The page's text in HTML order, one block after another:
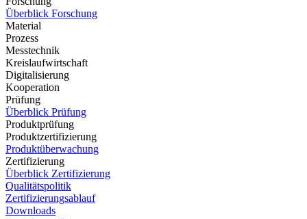
Überblick Forschung
Material
Prozess
Messtechnik
Kreislaufwirtschaft
Digitalisierung
Kooperation
Prüfung
Überblick Prüfung
Produktprüfung
Produktzertifizierung
Produktüberwachung
Zertifizierung
Überblick Zertifizierung
Qualitätspolitik
Zertifizierungsablauf
Downloads